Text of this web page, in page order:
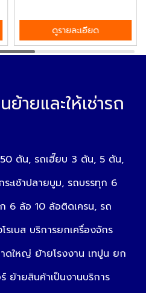
ดูรายละเอียด
ายและให้เช่ารถ
ตัน, รถเฮี๊ยบ 3 ตัน, 5 ตัน,
ะเช้าปลายบูม, รถบรรทุก 6
6 ล้อ 10 ล้อติดเครน, รถ
รเบส บริการยกเครื่องจักร
ดใหญ่ ย้ายโรงงาน เทปูน ยก
ย้ายสินค้าเป็นงานบริการ